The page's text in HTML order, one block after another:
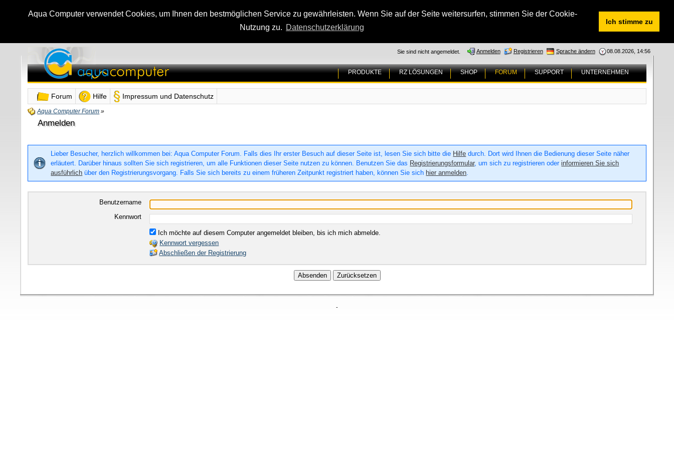
Aqua Computer verwendet Cookies, um Ihnen den bestmöglichen Service zu gewährleisten. Wenn Sie auf der Seite weitersurfen, stimmen Sie der Cookie-
Nutzung zu. Datenschutzerklärung
Ich stimme zu
08.08.2026, 14:56
Sprache ändern
Registrieren
Anmelden
Sie sind nicht angemeldet.
PRODUKTE RZ LÖSUNGEN SHOP FORUM SUPPORT UNTERNEHMEN
Forum Hilfe Impressum und Datenschutz
Aqua Computer Forum »
Anmelden
Lieber Besucher, herzlich willkommen bei: Aqua Computer Forum. Falls dies Ihr erster Besuch auf dieser Seite ist, lesen Sie sich bitte die Hilfe durch. Dort wird Ihnen die Bedienung dieser Seite näher
erläutert. Darüber hinaus sollten Sie sich registrieren, um alle Funktionen dieser Seite nutzen zu können. Benutzen Sie das Registrierungsformular, um sich zu registrieren oderinformieren Sie sich
ausführlich über den Registrierungsvorgang. Falls Sie sich bereits zu einem früheren Zeitpunkt registriert haben, können Sie sich hier anmelden.
Benutzername
Kennwort
Ich möchte auf diesem Computer angemeldet bleiben, bis ich mich abmelde.
Kennwort vergessen
Abschließen der Registrierung
-